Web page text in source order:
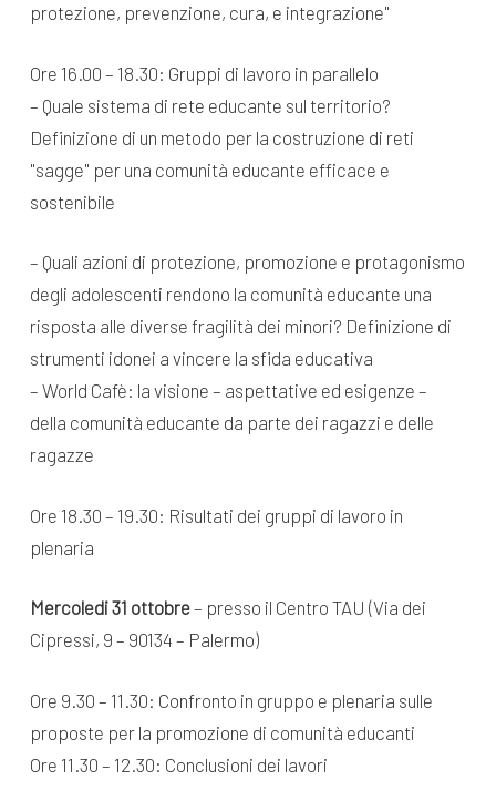
protezione, prevenzione, cura, e integrazione"
Ore 16.00 – 18.30: Gruppi di lavoro in parallelo
– Quale sistema di rete educante sul territorio?
Definizione di un metodo per la costruzione di reti
"sagge" per una comunità educante efficace e
sostenibile
– Quali azioni di protezione, promozione e protagonismo
degli adolescenti rendono la comunità educante una
risposta alle diverse fragilità dei minori? Definizione di
strumenti idonei a vincere la sfida educativa
– World Cafè: la visione – aspettative ed esigenze –
della comunità educante da parte dei ragazzi e delle
ragazze
Ore 18.30 – 19.30: Risultati dei gruppi di lavoro in
plenaria
Mercoledi 31 ottobre– presso il Centro TAU (Via dei
Cipressi, 9 – 90134 – Palermo)
Ore 9.30 – 11.30: Confronto in gruppo e plenaria sulle
proposte per la promozione di comunità educanti
Ore 11.30 – 12.30: Conclusioni dei lavori